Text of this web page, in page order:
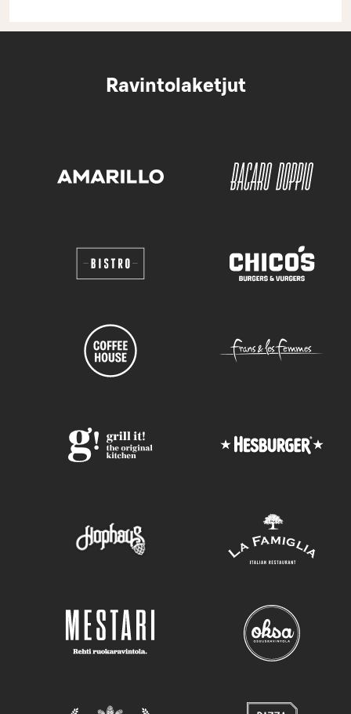
Ravintolaketjut